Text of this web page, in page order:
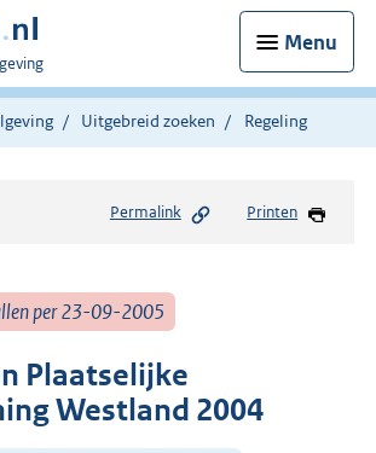
Menu
Uitgebreid zoeken Regeling
Permalink Printen
per 23-09-2005
Plaatselijke
Westland 2004